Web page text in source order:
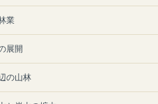
業
展開
の山林